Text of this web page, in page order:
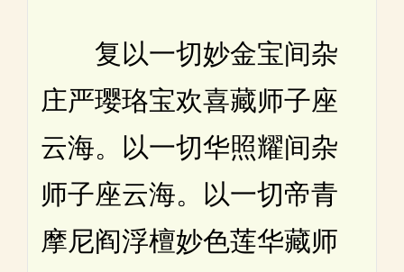
复以一切妙金宝间杂
庄严璎珞宝欢喜藏师子座
云海。以一切华照耀间杂
师子座云海。以一切帝青
摩尼阎浮檀妙色莲华藏师